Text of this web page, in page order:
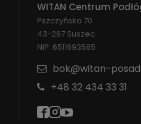
WITAN Centrum
Pszczyńska 70
43-267 Suszec
NIP: 6511693585
bok@witan-
+48 32 434 33 31